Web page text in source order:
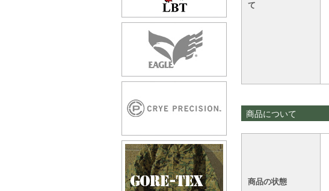
て
商品について
商品の状態